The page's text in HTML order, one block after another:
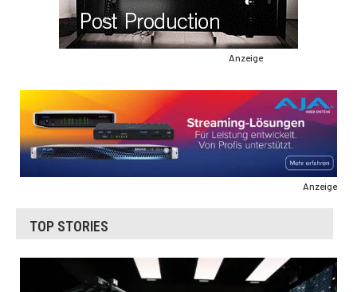
Anzeige
Anzeige
TOP STORIES